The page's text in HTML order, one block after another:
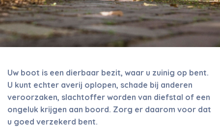
Uw boot is een dierbaar bezit, waar u zuinig op bent.
U kunt echter averij oplopen, schade bij anderen
veroorzaken, slachtoffer worden van diefstal of een
ongeluk krijgen aan boord. Zorg er daarom voor dat
u goed verzekerd bent.